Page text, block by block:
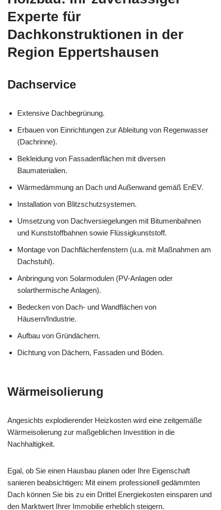
Experte für
Dachkonstruktionen in der
Region Eppertshausen
Dachservice
Extensive Dachbegrünung.
Erbauen von Einrichtungen zur Ableitung von Regenwasser
(Dachrinne).
Bekleidung von Fassadenflächen mit diversen
Baumaterialien.
Wärmedämmung an Dach und Außenwand gemäß EnEV.
Installation von Blitzschutzsystemen.
Umsetzung von Dachversiegelungen mit Bitumenbahnen
und Kunststoffbahnen sowie Flüssigkunststoff.
Montage von Dachflächenfenstern (u.a. mit Maßnahmen am
Dachstuhl).
Anbringung von Solarmodulen (PV-Anlagen oder
solarthermische Anlagen).
Bedecken von Dach- und Wandflächen von
Häusern/Industrie.
Aufbau von Gründächern.
Dichtung von Dächern, Fassaden und Böden.
Wärmeisolierung
Angesichts explodierender Heizkosten wird eine zeitgemäße
Wärmeisolierung zur maßgeblichen Investition in die
Nachhaltigkeit.
Egal, ob Sie einen Hausbau planen oder Ihre Eigenschaft
sanieren beabsichtigen: Mit einem professionell gedämmten
Dach können Sie bis zu ein Drittel Energiekosten einsparen und
den Marktwert Ihrer Immobilie erheblich steigern.